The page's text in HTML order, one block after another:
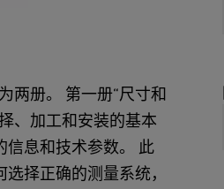
两册。 第一册“尺寸和
、加工和安装的基本
信息和技术参数。 此
择正确的测量系统，